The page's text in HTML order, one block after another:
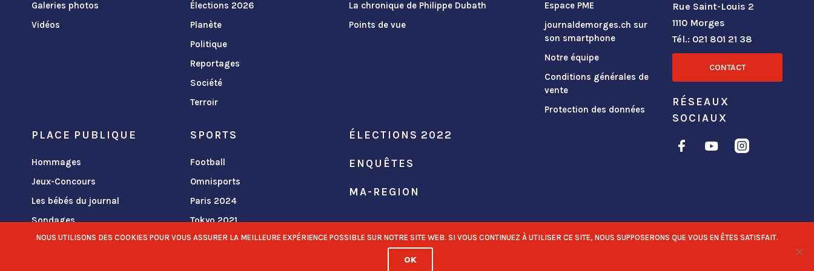
Galeries photos
Vidéos
Élections 2026
Planète
Politique
Reportages
Société
Terroir
La chronique de Philippe Dubath
Points de vue
PLACE PUBLIQUE
Hommages
Jeux-Concours
Les bébés du journal
Sondages
SPORTS
Football
Omnisports
Paris 2024
Tokyo 2021
ÉLECTIONS 2022
ENQUÊTES
MA-REGION
Espace PME
journaldemorges.ch sur
son smartphone
Notre équipe
Conditions générales de
vente
Protection des données
Rue Saint-Louis 2
1110 Morges
Tél.: 021 801 21 38
CONTACT
RÉSEAUX
SOCIAUX
NOUS UTILISONS DES COOKIES POUR VOUS ASSURER LA MEILLEURE EXPÉRIENCE POSSIBLE SUR NOTRE SITE WEB. SI VOUS CONTINUEZ À UTILISER CE SITE, NOUS SUPPOSERONS QUE VOUS EN ÊTES SATISFAIT.
OK